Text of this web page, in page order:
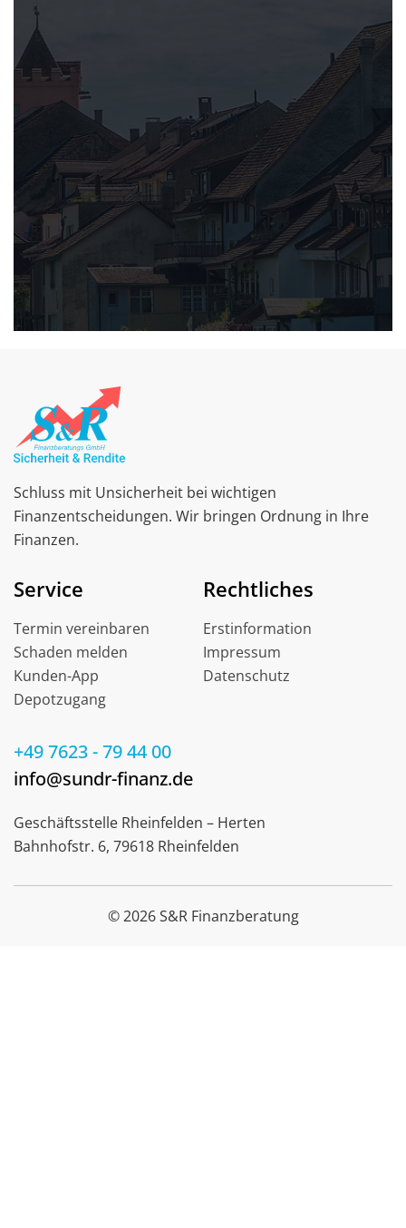
Schluss mit Unsicherheit bei wichtigen
Finanzentscheidungen. Wir bringen Ordnung in Ihre
Finanzen.
Service
Termin vereinbaren
Schaden melden
Kunden-App
Depotzugang
Rechtliches
Erstinformation
Impressum
Datenschutz
+49 7623 - 79 44 00
info@sundr-finanz.de
Geschäftsstelle Rheinfelden – Herten
Bahnhofstr. 6, 79618 Rheinfelden
© 2026 S&R Finanzberatung